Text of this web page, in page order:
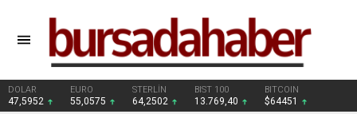
DOLAR
47,5952
EURO
55,0575
STERLİN
64,2502
BIST 100
13.769,40
BITCOIN
$64451